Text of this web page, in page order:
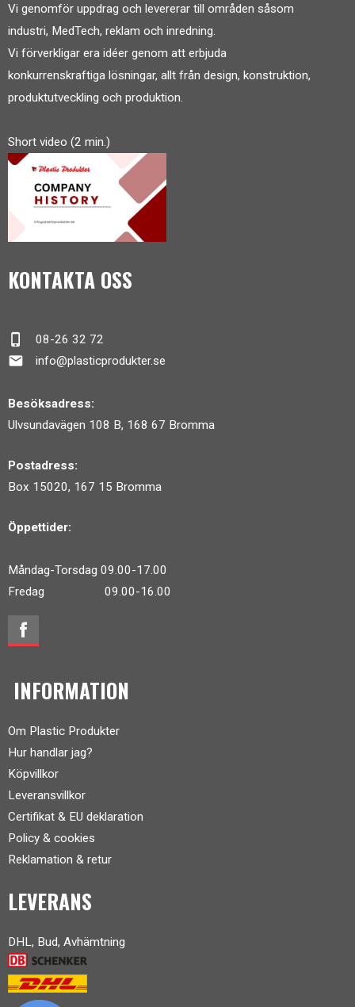
Vi genomför uppdrag och levererar till områden såsom
industri, MedTech, reklam och inredning.
Vi förverkligar era idéer genom att erbjuda
konkurrenskraftiga lösningar, allt från design, konstruktion,
produktutveckling och produktion.
Short video (2 min.)
KONTAKTA OSS
phone_iphone 08-26 32 72
mail info@plasticprodukter.se
Besöksadress:
Ulvsundavägen 108 B, 168 67 Bromma
Postadress:
Box 15020, 167 15 Bromma
Öppettider:
Måndag-Torsdag 09.00-17.00
Fredag 09.00-16.00
INFORMATION
Om Plastic Produkter
Hur handlar jag?
Köpvillkor
Leveransvillkor
Certifikat & EU deklaration
Policy & cookies
Reklamation & retur
LEVERANS
DHL, Bud, Avhämtning